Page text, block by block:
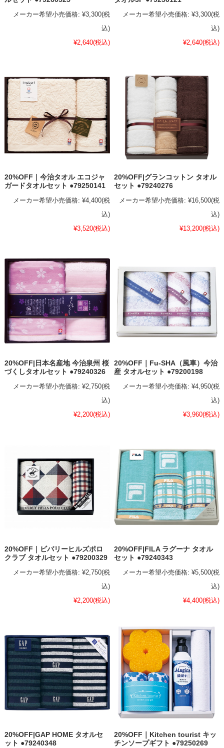
メーカー希望小売価格: ¥3,300(税
込)
¥2,640(税込)
メーカー希望小売価格: ¥3,300(税
込)
¥2,640(税込)
20%OFF｜今治タオル エコジャ
ガードタオルセット ●79250141
メーカー希望小売価格: ¥4,400(税
込)
¥3,520(税込)
20%OFF|グランコットン タオル
セット ●79240276
メーカー希望小売価格: ¥16,500(税
込)
¥13,200(税込)
20%OFF|日本名産地 今治泉州 桜
づくしタオルセット ●79240326
メーカー希望小売価格: ¥2,750(税
込)
¥2,200(税込)
20%OFF｜Fu-SHA（風車）今治
産 タオルセット ●79200198
メーカー希望小売価格: ¥4,950(税
込)
¥3,960(税込)
20%OFF｜ビバリーヒルズポロ
クラブ タオルセット ●79200329
メーカー希望小売価格: ¥2,750(税
込)
¥2,200(税込)
20%OFF|FILA ラグーナ タオル
セット ●79240343
メーカー希望小売価格: ¥5,500(税
込)
¥4,400(税込)
20%OFF|GAP HOME タオルセ
ット ●79240348
20%OFF｜Kitchen tourist キッ
チンソープギフト ●79250269